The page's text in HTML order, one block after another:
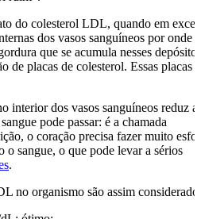
do colesterol LDL, quando em
dos vasos sanguíneos por onde
que se acumula nesses depósitos
de placas de colesterol. Essas placas
interior dos vasos sanguíneos reduz a
pode passar: é a chamada
o coração precisa fazer muito
o sangue, o que pode levar a sérios
.
no organismo são assim